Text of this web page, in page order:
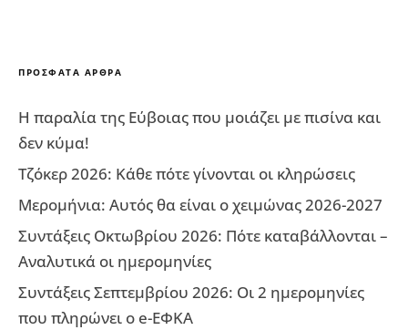
ΠΡΌΣΦΑΤΑ ΆΡΘΡΑ
Η παραλία της Εύβοιας που μοιάζει με πισίνα και
δεν κύμα!
Τζόκερ 2026: Κάθε πότε γίνονται οι κληρώσεις
Μερομήνια: Αυτός θα είναι ο χειμώνας 2026-2027
Συντάξεις Οκτωβρίου 2026: Πότε καταβάλλονται –
Αναλυτικά οι ημερομηνίες
Συντάξεις Σεπτεμβρίου 2026: Οι 2 ημερομηνίες
που πληρώνει ο e-ΕΦΚΑ